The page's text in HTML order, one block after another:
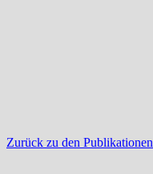
Zurück zu den Publikationen